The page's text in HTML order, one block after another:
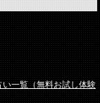
一覧（無料お試し体験